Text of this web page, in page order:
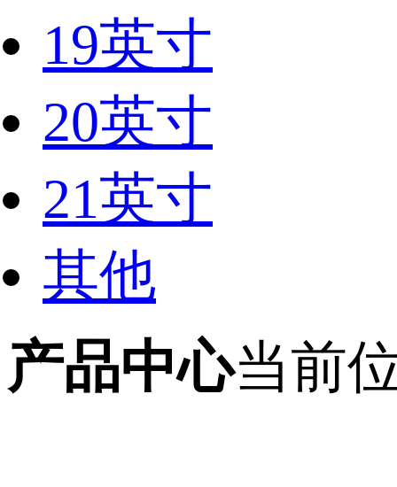
19英寸
20英寸
21英寸
其他
产品中心当前